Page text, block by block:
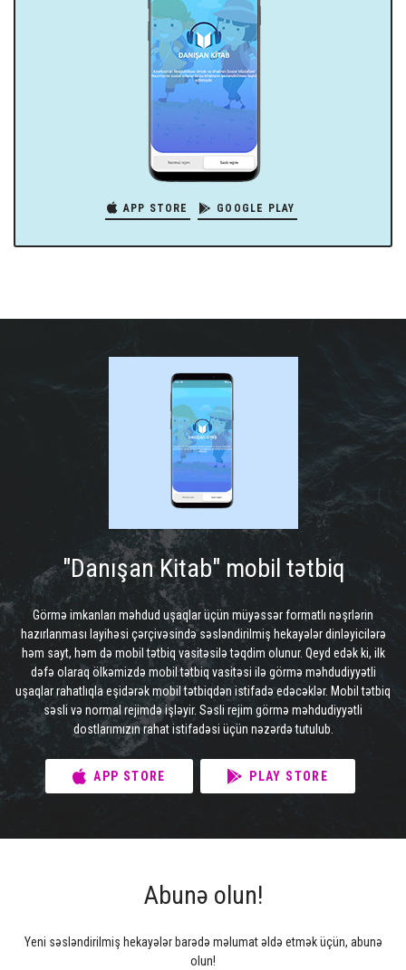
APP STORE GOOGLE PLAY
"Danışan Kitab" mobil tətbiq
Görmə imkanları məhdud uşaqlar üçün müyəssər formatlı nəşrlərin
hazırlanması layihəsi çərçivəsində səsləndirilmiş hekayələr dinləyicilərə
həm sayt, həm də mobil tətbiq vasitəsilə təqdim olunur. Qeyd edək ki, ilk
dəfə olaraq ölkəmizdə mobil tətbiq vasitəsi ilə görmə məhdudiyyətli
uşaqlar rahatlıqla eşidərək mobil tətbiqdən istifadə edəcəklər. Mobil tətbiq
səsli və normal rejimdə işləyir. Səsli rejim görmə məhdudiyyətli
dostlarımızın rahat istifadəsi üçün nəzərdə tutulub.
APP STORE PLAY STORE
Abunə olun!
Yeni səsləndirilmiş hekayələr barədə məlumat əldə etmək üçün, abunə
olun!